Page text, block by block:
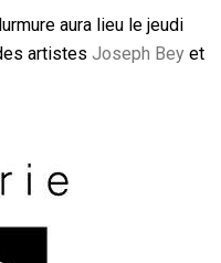
aura lieu le jeudi
artistes Joseph Bey et